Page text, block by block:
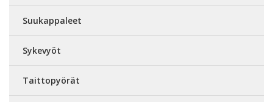
Suukappaleet
Sykevyöt
Taittopyörät